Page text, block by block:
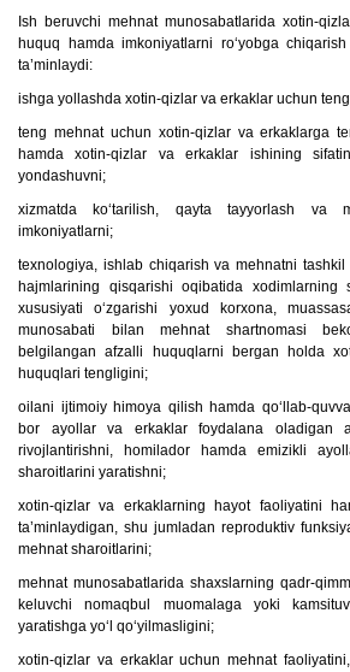
Ish beruvchi mehnat munosabatlarida xotin-
huquq hamda imkoniyatlarni ro‘yobga
ta’minlaydi:
ishga yollashda xotin-qizlar va erkaklar uchun
teng mehnat uchun xotin-qizlar va erkaklarga
hamda xotin-qizlar va erkaklar ishining
yondashuvni;
xizmatda ko‘tarilish, qayta tayyorlash va
imkoniyatlarni;
texnologiya, ishlab chiqarish va mehnatni tashkil
hajmlarining qisqarishi oqibatida
xususiyati o‘zgarishi yoxud korxona,
munosabati bilan mehnat shartnomasi
belgilangan afzalli huquqlarni bergan holda
huquqlari tengligini;
oilani ijtimoiy himoya qilish hamda qo‘llab-
bor ayollar va erkaklar foydalana oladigan
rivojlantirishni, homilador hamda emizikli
sharoitlarini yaratishni;
xotin-qizlar va erkaklarning hayot faoliyatini
ta’minlaydigan, shu jumladan reproduktiv
mehnat sharoitlarini;
mehnat munosabatlarida shaxslarning qadr-
keluvchi nomaqbul muomalaga yoki
yaratishga yo‘l qo‘yilmasligini;
xotin-qizlar va erkaklar uchun mehnat